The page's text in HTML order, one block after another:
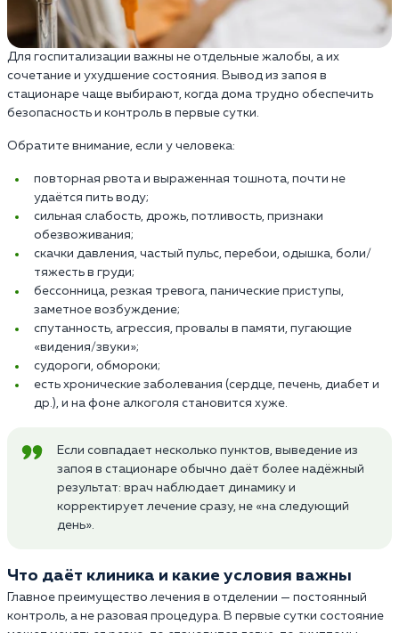
Для госпитализации важны не отдельные жалобы, а их
сочетание и ухудшение состояния. Вывод из запоя в
стационаре чаще выбирают, когда дома трудно обеспечить
безопасность и контроль в первые сутки.
Обратите внимание, если у человека:
повторная рвота и выраженная тошнота, почти не
удаётся пить воду;
сильная слабость, дрожь, потливость, признаки
обезвоживания;
скачки давления, частый пульс, перебои, одышка, боли/
тяжесть в груди;
бессонница, резкая тревога, панические приступы,
заметное возбуждение;
спутанность, агрессия, провалы в памяти, пугающие
«видения/звуки»;
судороги, обмороки;
есть хронические заболевания (сердце, печень, диабет и
др.), и на фоне алкоголя становится хуже.
Если совпадает несколько пунктов, выведение из
запоя в стационаре обычно даёт более надёжный
результат: врач наблюдает динамику и
корректирует лечение сразу, не «на следующий
день».
Что даёт клиника и какие условия важны
Главное преимущество лечения в отделении — постоянный
контроль, а не разовая процедура. В первые сутки состояние